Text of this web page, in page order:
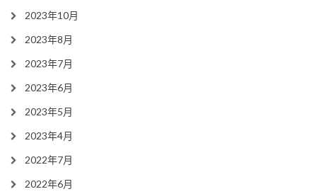
2023年10月
2023年8月
2023年7月
2023年6月
2023年5月
2023年4月
2022年7月
2022年6月